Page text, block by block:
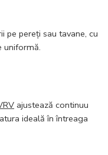
pe pereți sau tavane, cu
uniformă.
ajustează continuu
ideală în întreaga